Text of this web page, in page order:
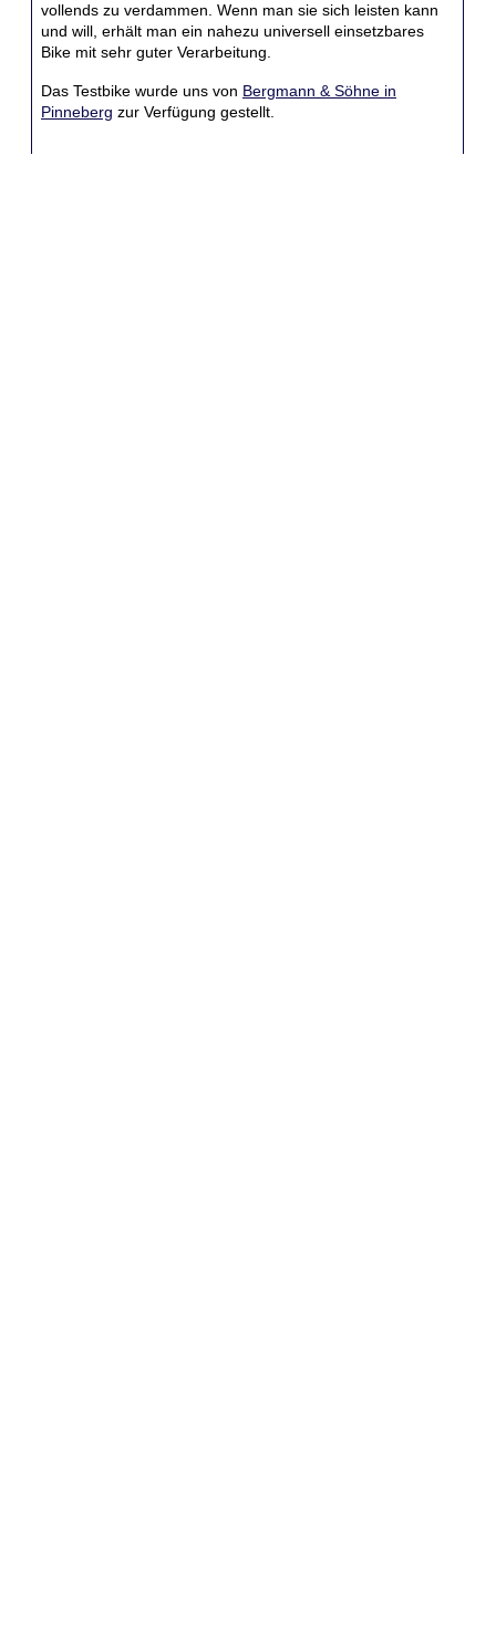
vollends zu verdammen. Wenn man sie sich leisten kann
und will, erhält man ein nahezu universell einsetzbares
Bike mit sehr guter Verarbeitung.
Das Testbike wurde uns von Bergmann & Söhne in
Pinneberg zur Verfügung gestellt.